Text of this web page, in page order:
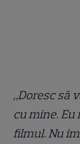
„Doresc să
cu mine. Eu
filmul. Nu